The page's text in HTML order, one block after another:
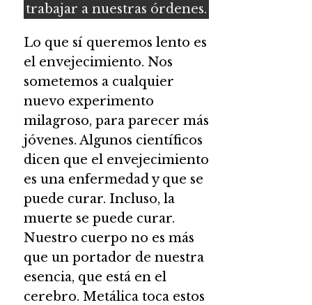
trabajar a nuestras órdenes.
Lo que sí queremos lento es
el envejecimiento. Nos
sometemos a cualquier
nuevo experimento
milagroso, para parecer más
jóvenes. Algunos científicos
dicen que el envejecimiento
es una enfermedad y que se
puede curar. Incluso, la
muerte se puede curar.
Nuestro cuerpo no es más
que un portador de nuestra
esencia, que está en el
cerebro. Metálica toca estos